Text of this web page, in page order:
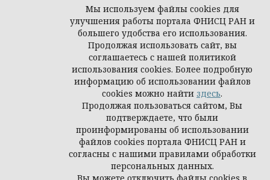
Политика конфиденциальности персональных
© Демис. Демографические исследования, 2026
Мы используем файлы cookies для
улучшения работы портала ФНИСЦ РАН и
большего удобства его использования.
Продолжая использовать сайт, вы
соглашаетесь с нашей политикой
использования cookies. Более подробную
информацию об использовании файлов
cookies можно найти здесь.
Продолжая пользоваться сайтом, Вы
подтверждаете, что были
проинформированы об использовании
файлов cookies портала ФНИСЦ РАН и
согласны с нашими правилами обработки
персональных данных.